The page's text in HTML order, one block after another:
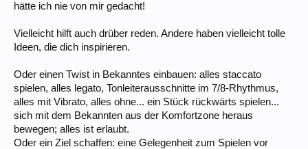
hätte ich nie von mir gedacht!
Vielleicht hilft auch drüber reden. Andere haben vielleicht tolle
Ideen, die dich inspirieren.
Oder einen Twist in Bekanntes einbauen: alles staccato
spielen, alles legato, Tonleiterausschnitte im 7/8-Rhythmus,
alles mit Vibrato, alles ohne... ein Stück rückwärts spielen...
sich mit dem Bekannten aus der Komfortzone heraus
bewegen; alles ist erlaubt.
Oder ein Ziel schaffen: eine Gelegenheit zum Spielen vor